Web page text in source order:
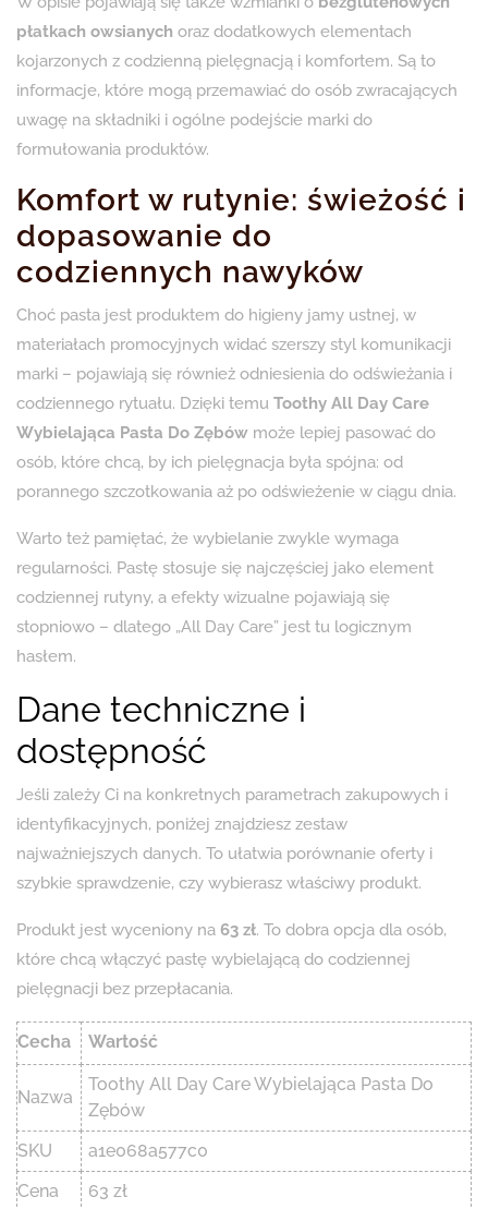
płatkach owsianych oraz dodatkowych elementach
kojarzonych z codzienną pielęgnacją i komfortem. Są to
informacje, które mogą przemawiać do osób zwracających
uwagę na składniki i ogólne podejście marki do
formułowania produktów.
Komfort w rutynie: świeżość i
dopasowanie do
codziennych nawyków
Choć pasta jest produktem do higieny jamy ustnej, w
materiałach promocyjnych widać szerszy styl komunikacji
marki – pojawiają się również odniesienia do odświeżania i
codziennego rytuału. Dzięki temu Toothy All Day Care
Wybielająca Pasta Do Zębów może lepiej pasować do
osób, które chcą, by ich pielęgnacja była spójna: od
porannego szczotkowania aż po odświeżenie w ciągu dnia.
Warto też pamiętać, że wybielanie zwykle wymaga
regularności. Pastę stosuje się najczęściej jako element
codziennej rutyny, a efekty wizualne pojawiają się
stopniowo – dlatego „All Day Care” jest tu logicznym
hasłem.
Dane techniczne i
dostępność
Jeśli zależy Ci na konkretnych parametrach zakupowych i
identyfikacyjnych, poniżej znajdziesz zestaw
najważniejszych danych. To ułatwia porównanie oferty i
szybkie sprawdzenie, czy wybierasz właściwy produkt.
Produkt jest wyceniony na 63 zł. To dobra opcja dla osób,
które chcą włączyć pastę wybielającą do codziennej
pielęgnacji bez przepłacania.
Cecha Wartość
Nazwa
Toothy All Day Care Wybielająca Pasta Do
Zębów
SKU
a1e068a577c0
Cena
63 zł